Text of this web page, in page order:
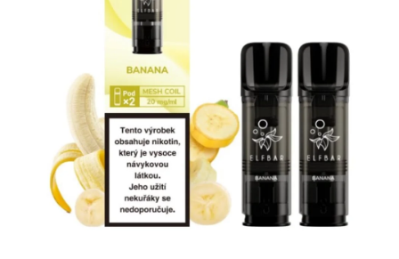
DÁRKOVÉ VOUCHERY
ATOMIZÉRY A CARTRIDGE
BATERIE A NABÍJEČKY
GRIPY & MODY